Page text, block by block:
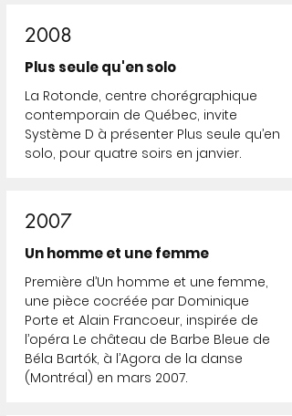
2008
Plus seule qu'en solo
La Rotonde, centre chorégraphique
contemporain de Québec, invite
Système D à présenter Plus seule qu’en
solo, pour quatre soirs en janvier.
2007
Un homme et une femme
Première d’Un homme et une femme,
une pièce cocréée par Dominique
Porte et Alain Francoeur, inspirée de
l’opéra Le château de Barbe Bleue de
Béla Bartók, à l’Agora de la danse
(Montréal) en mars 2007.